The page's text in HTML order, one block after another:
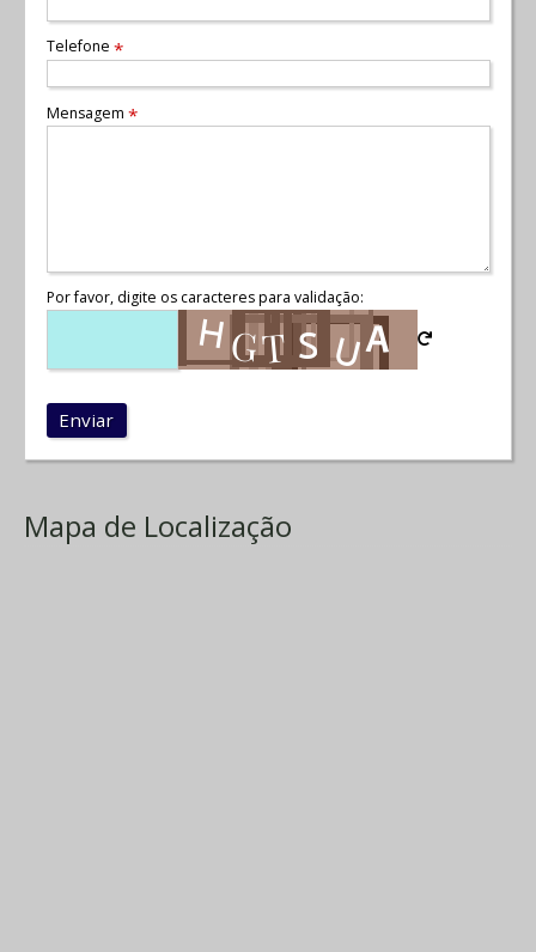
Telefone *
Mensagem *
Por favor, digite os caracteres para validação:
Enviar
Mapa de Localização